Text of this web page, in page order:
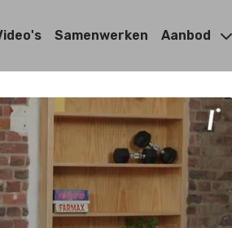
Samenwerken Aanbod